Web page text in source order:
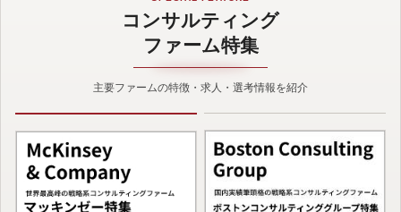
コンサルティング
ファーム特集
主要ファームの特徴・求人・選考情報を紹介